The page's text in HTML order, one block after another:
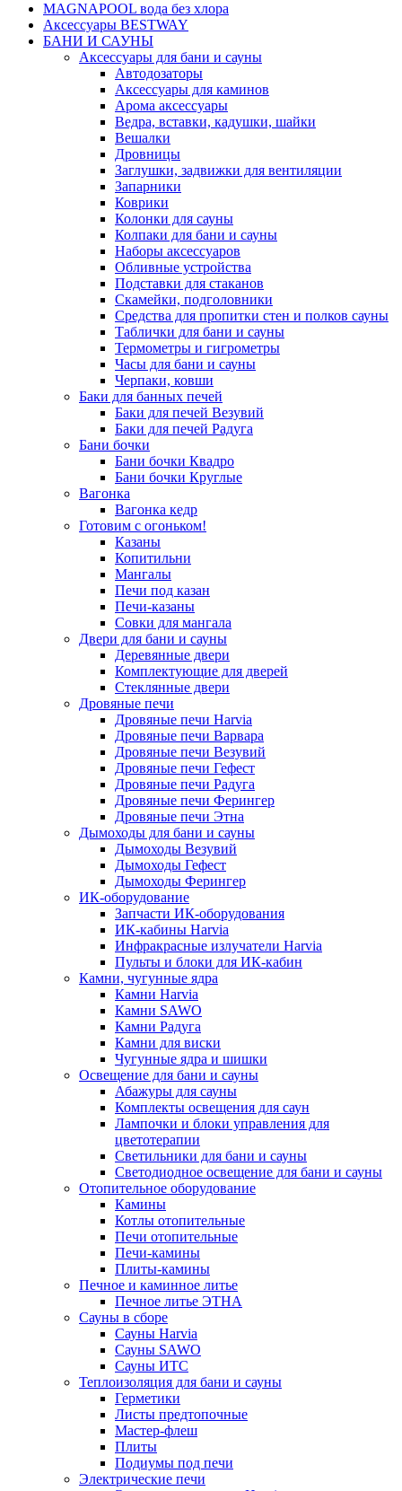
MAGNAPOOL вода без хлора
Аксессуары BESTWAY
БАНИ И САУНЫ
Аксессуары для бани и сауны
Автодозаторы
Аксессуары для каминов
Арома аксессуары
Ведра, вставки, кадушки, шайки
Вешалки
Дровницы
Заглушки, задвижки для вентиляции
Запарники
Коврики
Колонки для сауны
Колпаки для бани и сауны
Наборы аксессуаров
Обливные устройства
Подставки для стаканов
Скамейки, подголовники
Средства для пропитки стен и полков сауны
Таблички для бани и сауны
Термометры и гигрометры
Часы для бани и сауны
Черпаки, ковши
Баки для банных печей
Баки для печей Везувий
Баки для печей Радуга
Бани бочки
Бани бочки Квадро
Бани бочки Круглые
Вагонка
Вагонка кедр
Готовим с огоньком!
Казаны
Копитильни
Мангалы
Печи под казан
Печи-казаны
Совки для мангала
Двери для бани и сауны
Деревянные двери
Комплектующие для дверей
Стеклянные двери
Дровяные печи
Дровяные печи Harvia
Дровяные печи Варвара
Дровяные печи Везувий
Дровяные печи Гефест
Дровяные печи Радуга
Дровяные печи Ферингер
Дровяные печи Этна
Дымоходы для бани и сауны
Дымоходы Везувий
Дымоходы Гефест
Дымоходы Ферингер
ИК-оборудование
Запчасти ИК-оборудования
ИК-кабины Harvia
Инфракрасные излучатели Harvia
Пульты и блоки для ИК-кабин
Камни, чугунные ядра
Камни Harvia
Камни SAWO
Камни Радуга
Камни для виски
Чугунные ядра и шишки
Освещение для бани и сауны
Абажуры для сауны
Комплекты освещения для саун
Лампочки и блоки управления для
цветотерапии
Светильники для бани и сауны
Светодиодное освещение для бани и сауны
Отопительное оборудование
Камины
Котлы отопительные
Печи отопительные
Печи-камины
Плиты-камины
Печное и каминное литье
Печное литье ЭТНА
Сауны в сборе
Cауны Harvia
Сауны SAWO
Сауны ИТС
Теплоизоляция для бани и сауны
Герметики
Листы предтопочные
Мастер-флеш
Плиты
Подиумы под печи
Электрические печи